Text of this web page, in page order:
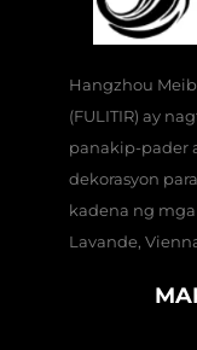
Hangzhou
(FULITIR) ay
panakip-pader
dekorasyon
kadena ng
Lavande,